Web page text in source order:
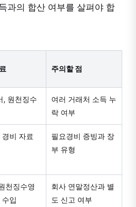
과의 합산 여부를 살펴야 합
주의할 점
, 원천징수
여러 거래처 소득 누
락 여부
비 자료
필요경비 증빙과 장
부 유형
천징수영
입
회사 연말정산과 별
도 신고 여부